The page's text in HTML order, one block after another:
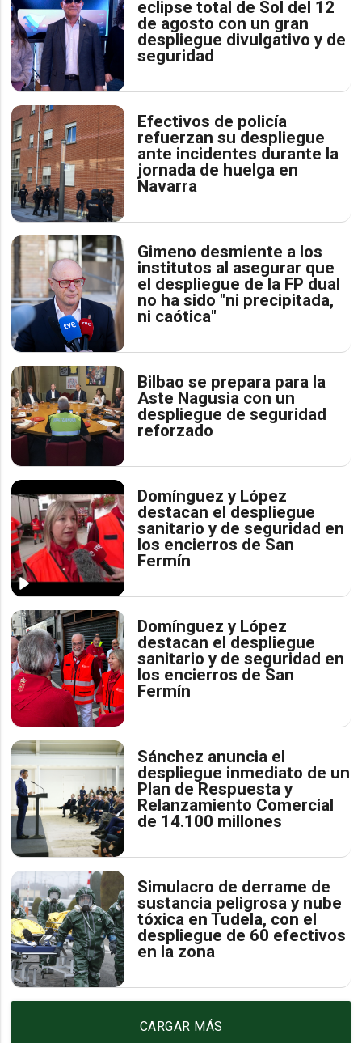
eclipse total de Sol del 12
de agosto con un gran
despliegue divulgativo y de
seguridad
Efectivos de policía
refuerzan su despliegue
ante incidentes durante la
jornada de huelga en
Navarra
Gimeno desmiente a los
institutos al asegurar que
el despliegue de la FP dual
no ha sido "ni precipitada,
ni caótica"
Bilbao se prepara para la
Aste Nagusia con un
despliegue de seguridad
reforzado
Domínguez y López
destacan el despliegue
sanitario y de seguridad en
los encierros de San
Fermín
Domínguez y López
destacan el despliegue
sanitario y de seguridad en
los encierros de San
Fermín
Sánchez anuncia el
despliegue inmediato de un
Plan de Respuesta y
Relanzamiento Comercial
de 14.100 millones
Simulacro de derrame de
sustancia peligrosa y nube
tóxica en Tudela, con el
despliegue de 60 efectivos
en la zona
CARGAR MÁS